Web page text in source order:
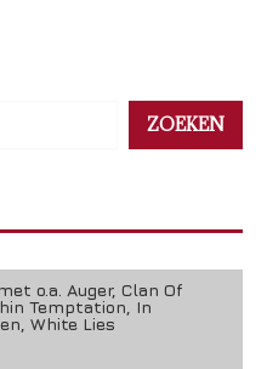
ZOEKEN
o.a. Auger, Clan Of
Temptation, In
White Lies